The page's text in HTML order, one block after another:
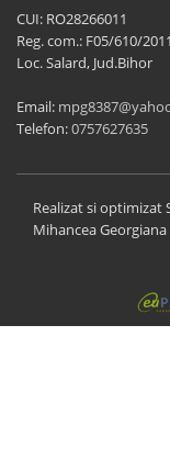
CUI: RO28266011
Reg. com.: F05/610/2011
Loc. Salard, Jud.Bihor
Email:
Telefon:0757627635
Realizat si optimizat
Mihancea